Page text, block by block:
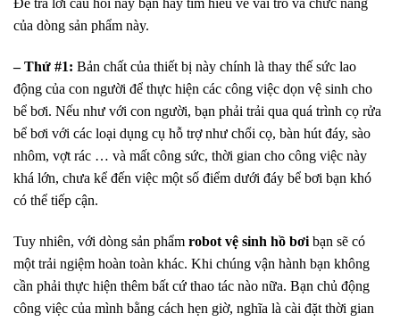
Để trả lời câu hỏi này bạn hãy tìm hiểu về vai trò và chức năng
của dòng sản phẩm này.
– Thứ #1: Bản chất của thiết bị này chính là thay thế sức lao
động của con người để thực hiện các công việc dọn vệ sinh cho
bể bơi. Nếu như với con người, bạn phải trải qua quá trình cọ rửa
bể bơi với các loại dụng cụ hỗ trợ như chổi cọ, bàn hút đáy, sào
nhôm, vợt rác … và mất công sức, thời gian cho công việc này
khá lớn, chưa kể đến việc một số điểm dưới đáy bể bơi bạn khó
có thể tiếp cận.
Tuy nhiên, với dòng sản phẩm robot vệ sinh hồ bơi bạn sẽ có
một trải ngiệm hoàn toàn khác. Khi chúng vận hành bạn không
cần phải thực hiện thêm bất cứ thao tác nào nữa. Bạn chủ động
công việc của mình bằng cách hẹn giờ, nghĩa là cài đặt thời gian